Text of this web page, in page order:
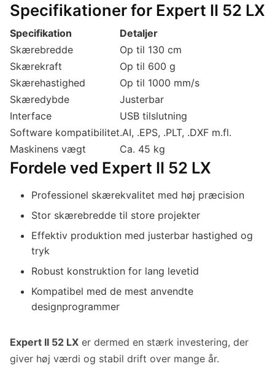
Specifikationer for Expert II 52 LX
Specifikation
Detaljer
Skærebredde
Op til 130 cm
Skærekraft
Op til 600 g
Skærehastighed
Op til 1000 mm/s
Skæredybde
Justerbar
Interface
USB tilslutning
Software kompatibilitet.AI, .EPS, .PLT, .DXF m.fl.
Maskinens vægt
Ca. 45 kg
Fordele ved Expert II 52 LX
Professionel skærekvalitet med høj præcision
Stor skærebredde til store projekter
Effektiv produktion med justerbar hastighed og
tryk
Robust konstruktion for lang levetid
Kompatibel med de mest anvendte
designprogrammer
Expert II 52 LX er dermed en stærk investering, der
giver høj værdi og stabil drift over mange år.